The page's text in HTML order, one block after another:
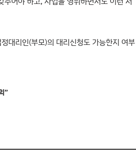
대리인(부모)의 대리신청도 가능한지 여부
”